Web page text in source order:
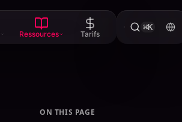
Ressources Tarifs
⌘K
ON THIS PAGE